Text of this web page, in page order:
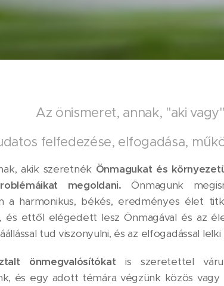
Az önismeret, annak, "aki
felfedezése, elfogadása,
akik szeretnék Önmagukat és
megoldani. Önmagunk
a harmonikus, békés, eredményes élet
és ettől elégedett lesz Önmagával és az
tud viszonyulni, és az elfogadással
önmegvalósítókat is szeretettel
és egy adott témára végzünk közös